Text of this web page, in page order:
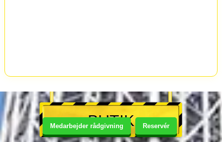
Medarbejder rådgivning Reservér
BUTIK